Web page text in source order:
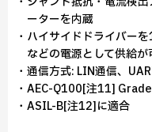
ーターを内蔵
・ハイサイドドライバー
などの電源として供給が
・通信方式: LIN通信、
・AEC-Q100[注11]
・ASIL-B[注12]に適合